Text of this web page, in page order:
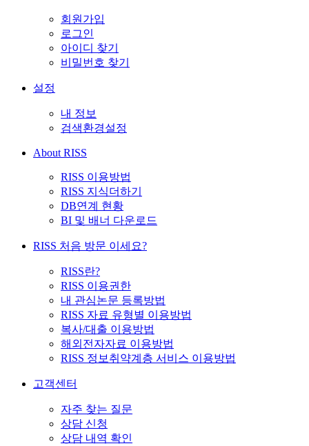
회원가입
로그인
아이디 찾기
비밀번호 찾기
설정
내 정보
검색환경설정
About RISS
RISS 이용방법
RISS 지식더하기
DB연계 현황
BI 및 배너 다운로드
RISS 처음 방문 이세요?
RISS란?
RISS 이용권한
내 관심논문 등록방법
RISS 자료 유형별 이용방법
복사/대출 이용방법
해외전자자료 이용방법
RISS 정보취약계층 서비스 이용방법
고객센터
자주 찾는 질문
상담 신청
상담 내역 확인